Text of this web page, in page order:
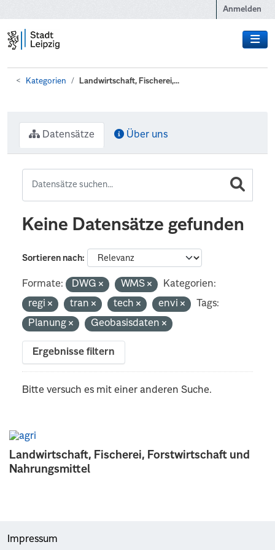
Anmelden
Kategorien Landwirtschaft, Fischerei,...
Landwirtschaft, Fischerei, Forstwirtschaft und
Nahrungsmittel
Datensätze Über uns
Keine Datensätze gefunden
Sortieren nach
Formate: DWG WMS
Kategorien:
regi
tran tech envi
Tags:
Planung
Geobasisdaten
Ergebnisse filtern
Bitte versuch es mit einer anderen Suche.
Impressum